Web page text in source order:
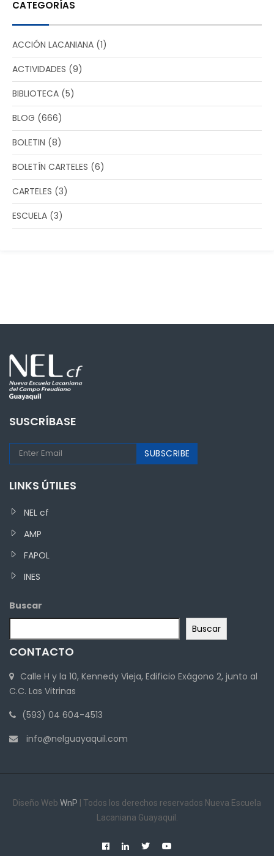
CATEGORÍAS
ACCIÓN LACANIANA (1)
ACTIVIDADES (9)
BIBLIOTECA (5)
BLOG (666)
BOLETIN (8)
BOLETÍN CARTELES (6)
CARTELES (3)
ESCUELA (3)
SUSCRÍBASE
LINKS ÚTILES
NEL cf
AMP
FAPOL
INES
Buscar
Buscar
CONTACTO
Calle H y la 10, Kennedy Vieja, Edificio Exágono 2, junto al
C.C. Las Vitrinas
(593) 04 604-4513
info@nelguayaquil.com
Diseño Web WnP
| Todos los derechos reservados Nueva Escuela
Lacaniana Guayaquil.